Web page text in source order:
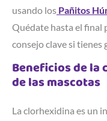
usando los Pañitos
Quédate hasta el final
consejo clave si tienes
Beneficios de la
de las mascotas
La clorhexidina es un